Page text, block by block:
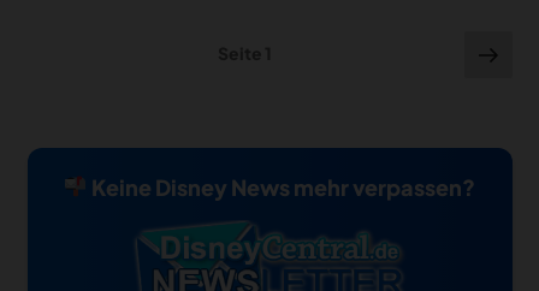
Keine Disney News mehr verpassen?